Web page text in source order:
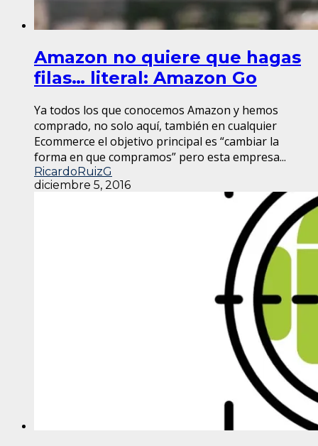
Amazon no quiere que hagas
filas… literal: Amazon Go
Ya todos los que conocemos Amazon y hemos
comprado, no solo aquí, también en cualquier
Ecommerce el objetivo principal es “cambiar la
forma en que compramos” pero esta empresa...
RicardoRuizG
diciembre 5, 2016